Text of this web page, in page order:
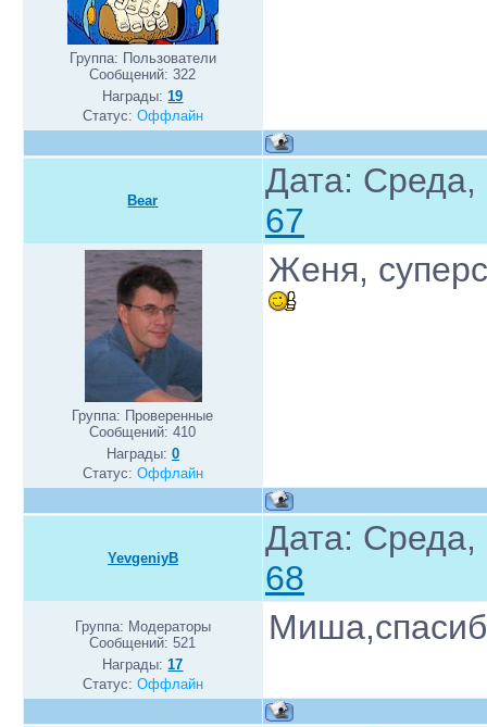
Группа: Пользователи
Сообщений:322
Награды:19
Статус: Оффлайн
Bear
Дата:
67
Группа: Проверенные
Сообщений:410
Награды: 0
Статус: Оффлайн
Женя,
YevgeniyB
Дата:
68
Группа: Модераторы
Сообщений:521
Награды:17
Статус: Оффлайн